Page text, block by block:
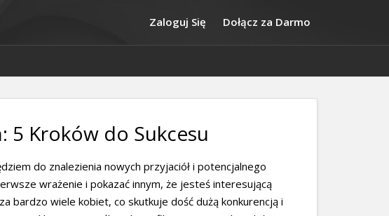
Zaloguj Się Dołącz za Darmo
5 Kroków do Sukcesu
do znalezienia nowych przyjaciół i potencjalnego
wrażenie i pokazać innym, że jesteś interesującą
bardzo wiele kobiet, co skutkuje dość dużą konkurencją i